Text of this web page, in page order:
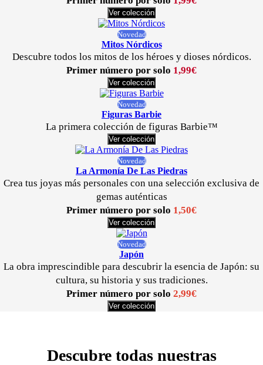
Ver colección
Novedad
Mitos Nórdicos
Descubre todos los mitos de los héroes y dioses nórdicos.
Primer número por solo 1,99€
Ver colección
Novedad
Figuras Barbie
La primera colección de figuras Barbie™
Ver colección
Novedad
La Armonía De Las Piedras
Crea tus joyas más personales con una selección exclusiva de
gemas auténticas
Primer número por solo 1,50€
Ver colección
Novedad
Japón
La obra imprescindible para descubrir la esencia de Japón: su
cultura, su historia y sus tradiciones.
Primer número por solo 2,99€
Ver colección
Descubre todas nuestras